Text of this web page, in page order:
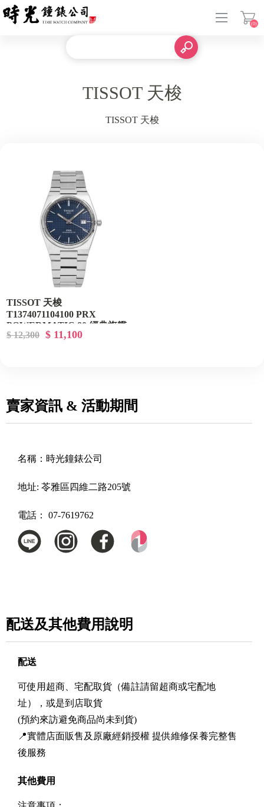
(0)
TISSOT 天梭
TISSOT 天梭
TISSOT 天梭
T1374071104100 PRX
POWERMATIC 80 經典旗艦
機械錶
$ 12,300 $ 11,100
賣家資訊 & 活動期間
名稱： 時光鐘錶公司
地址: 苓雅區四維二路205號
電話： 07-7619762
配送及其他費用說明
配送
可使用超商、宅配取貨（備註請留超商或宅配地
址），或是到店取貨
(預約來訪避免商品尚未到貨)
📍實體店面販售及原廠經銷授權 提供維修保養完整售
後服務
其他費用